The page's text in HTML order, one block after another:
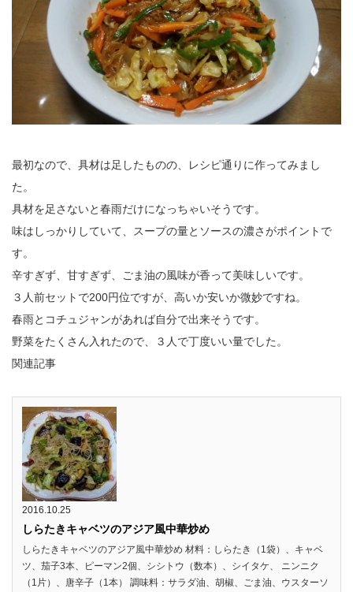
最初なので、具材は足したものの、レシピ通りに作ってみまし
た。
具材を足さないと春雨だけになっちゃいそうです。
味はしっかりしていて、スープの量とソースの濃さがポイントで
す。
辛すぎず、甘すぎず、ごま油の風味が香って美味しいです。
３人前セットで200円位ですが、高いか安いか微妙ですね。
春雨とコチュジャンがあれば自分で出来そうです。
野菜をたくさん入れたので、３人で丁度いい量でした。
関連記事
2016.10.25
しらたきキャベツのアジア風中華炒め
しらたきキャベツのアジア風中華炒め 材料：しらたき（1袋）、キャベ
ツ、茄子3本、ピーマン2個、シシトウ（数本）、シイタケ、 ニンニク
（1片）、唐辛子（1本） 調味料：サラダ油、胡椒、ごま油、ウスターソ